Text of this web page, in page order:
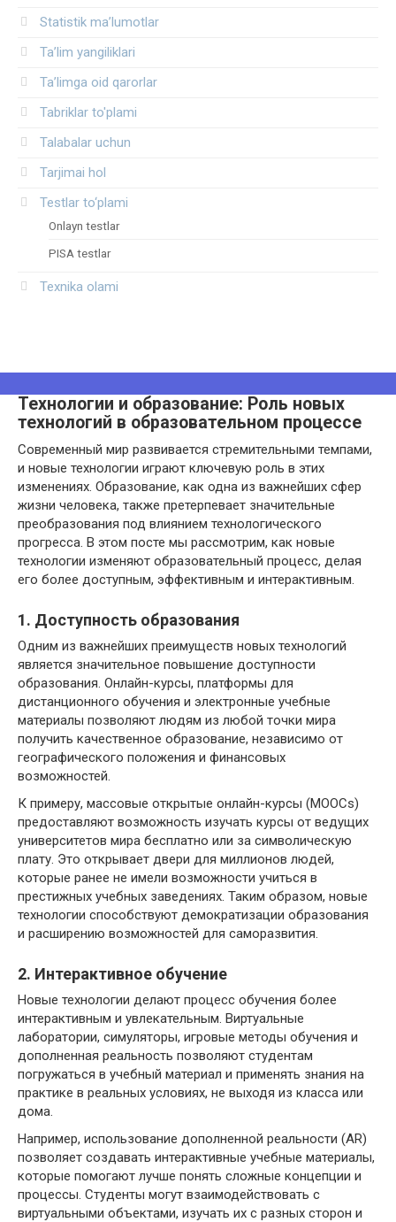
Statistik ma’lumotlar
Ta’lim yangiliklari
Ta’limga oid qarorlar
Tabriklar to'plami
Talabalar uchun
Tarjimai hol
Testlar to‘plami
Onlayn testlar
PISA testlar
Texnika olami
Технологии и образование: Роль новых
технологий в образовательном процессе
Современный мир развивается стремительными темпами,
и новые технологии играют ключевую роль в этих
изменениях. Образование, как одна из важнейших сфер
жизни человека, также претерпевает значительные
преобразования под влиянием технологического
прогресса. В этом посте мы рассмотрим, как новые
технологии изменяют образовательный процесс, делая
его более доступным, эффективным и интерактивным.
1. Доступность образования
Одним из важнейших преимуществ новых технологий
является значительное повышение доступности
образования. Онлайн-курсы, платформы для
дистанционного обучения и электронные учебные
материалы позволяют людям из любой точки мира
получить качественное образование, независимо от
географического положения и финансовых
возможностей.
К примеру, массовые открытые онлайн-курсы (MOOCs)
предоставляют возможность изучать курсы от ведущих
университетов мира бесплатно или за символическую
плату. Это открывает двери для миллионов людей,
которые ранее не имели возможности учиться в
престижных учебных заведениях. Таким образом, новые
технологии способствуют демократизации образования
и расширению возможностей для саморазвития.
2. Интерактивное обучение
Новые технологии делают процесс обучения более
интерактивным и увлекательным. Виртуальные
лаборатории, симуляторы, игровые методы обучения и
дополненная реальность позволяют студентам
погружаться в учебный материал и применять знания на
практике в реальных условиях, не выходя из класса или
дома.
Например, использование дополненной реальности (AR)
позволяет создавать интерактивные учебные материалы,
которые помогают лучше понять сложные концепции и
процессы. Студенты могут взаимодействовать с
виртуальными объектами, изучать их с разных сторон и